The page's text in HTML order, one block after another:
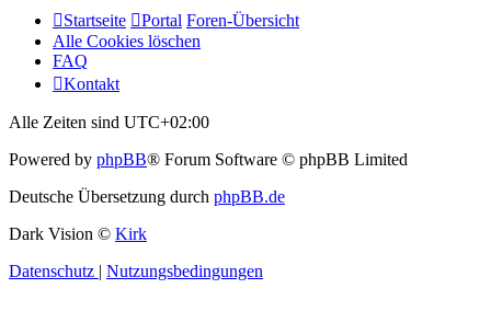
Startseite Portal Foren-Übersicht
Alle Cookies löschen
FAQ
Kontakt
Alle Zeiten sind UTC+02:00
Powered by phpBB® Forum Software © phpBB Limited
Deutsche Übersetzung durch phpBB.de
Dark Vision © Kirk
Datenschutz | Nutzungsbedingungen